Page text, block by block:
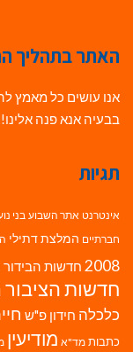
האתר בתהליך
אנו עושים כל מאמץ
בבעיה אנא פנה אלינו!
תגיות
אינטרנט אתר השבוע בני
חברתיים המלצת דתילי
2008 חדשות הבידור
חדשות הציבור
כלכלה חידון פ"ש
כתבות מד"א מודיעין